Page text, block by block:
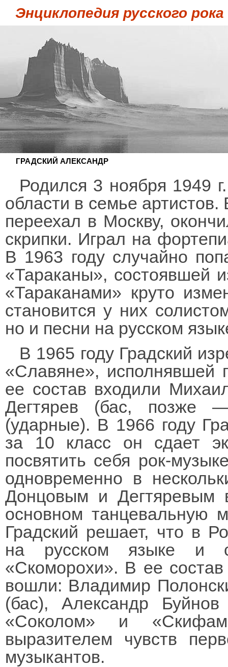
Энциклопедия русского рока
ГРАДСКИЙ АЛЕКСАНДР
Родился 3 ноября 1949
области в семье
переехал в Москву,
скрипки. Играл на
В 1963 году случайно
«Тараканы», состоявшей
«Тараканами» круто
становится у них
но и песни на русском
В 1965 году Градский
«Славяне», исполнявшей
ее состав входили
Дегтярев (бас, позже
(ударные). В 1966 году
за 10 класс он сдает
посвятить себя рок-
одновременно в
Донцовым и Дегтяревым
основном танцевальную
Градский решает, что в
на русском языке и
«Скоморохи». В ее состав
вошли: Владимир
(бас), Александр
«Соколом» и
выразителем чувств
музыкантов.